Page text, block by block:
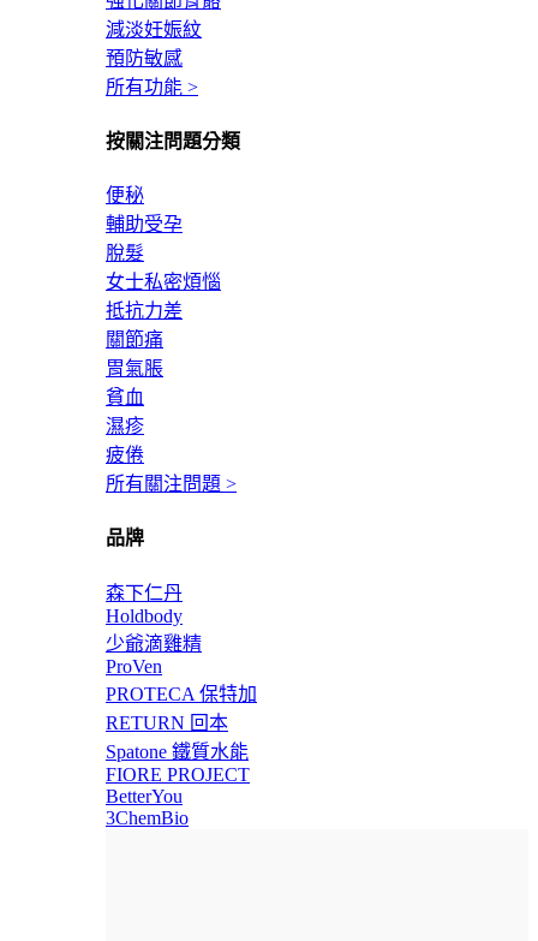
減淡妊娠紋
預防敏感
所有功能 >
按關注問題分類
便秘
輔助受孕
脫髮
女士私密煩惱
抵抗力差
關節痛
胃氣脹
貧血
濕疹
疲倦
所有關注問題 >
品牌
森下仁丹
Holdbody
少爺滴雞精
ProVen
PROTECA 保特加
RETURN 回本
Spatone 鐵質水能
FIORE PROJECT
BetterYou
3ChemBio